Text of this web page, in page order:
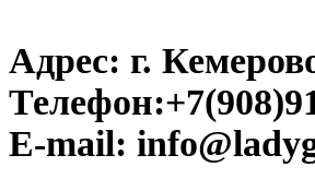
Адрес: г.
Телефон:
E-mail: